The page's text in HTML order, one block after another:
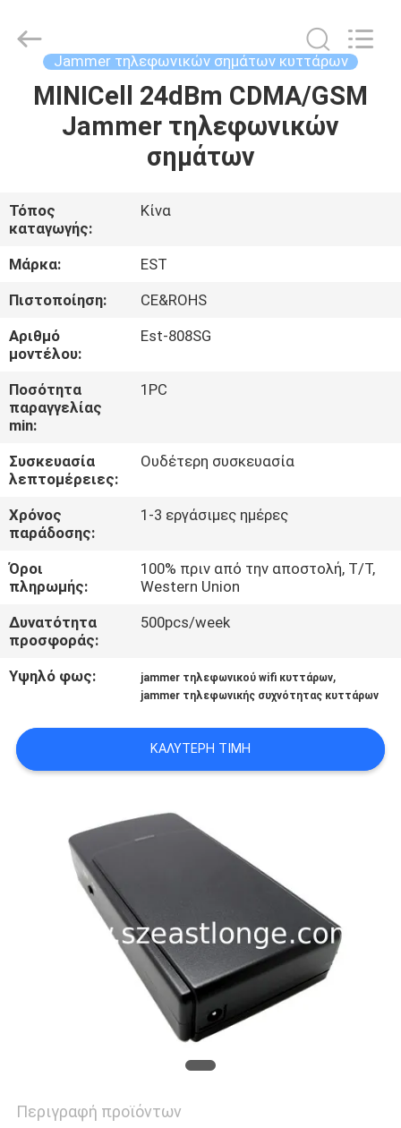
ΣΠΊΤΙ
ΒΊΝΤΕΟ
ΠΕΡΊΠΟΥ
ΕΜΕΊΣ
ΞΕΝΆΓΗΣΗ
ΣΤΟ
ΕΡΓΟΣΤΆΣΙΟ
ΠΟΙΟΤΙΚΌΣ
ΈΛΕΓΧΟΣ
ΜΑΣ
ΕΛΆΤΕ
ΣΕ
ΕΠΑΦΉ
ΜΕ
ΕΙΔΉΣΕΙΣ
ΖΗΤΉΣΤΕ
ΜΙΑ
ΠΡΟΣΦΟΡΆ
ELECTRONICS(HK)
CO.,LTD.
Jammer τηλεφωνικών σημάτων κυττάρων
MINICell 24dBm CDMA/GSM
Jammer τηλεφωνικών
σημάτων
Τόπος
καταγωγής:
Κίνα
Μάρκα:
EST
Πιστοποίηση:
CE&ROHS
Αριθμό
μοντέλου:
Est-808SG
Ποσότητα
παραγγελίας
min:
1PC
Συσκευασία
λεπτομέρειες:
Ουδέτερη συσκευασία
Χρόνος
παράδοσης:
1-3 εργάσιμες ημέρες
Όροι
πληρωμής:
100% πριν από την αποστολή, T/T,
Western Union
Δυνατότητα
προσφοράς:
500pcs/week
Υψηλό φως: jammer τηλεφωνικού wifi κυττάρων,
jammer τηλεφωνικής συχνότητας κυττάρων
ΚΑΛΎΤΕΡΗ ΤΙΜΉ
Περιγραφή προϊόντων